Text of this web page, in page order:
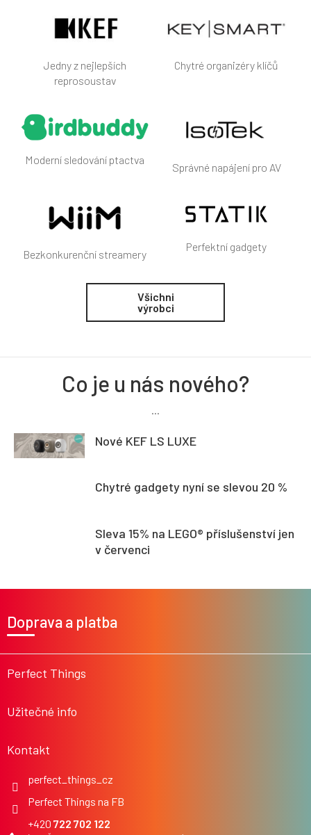
Jedny z nejlepších
reprosoustav
Chytré organizéry klíčů
Moderní sledování ptactva
Správné napájení pro AV
Bezkonkurenční streamery
Perfektní gadgety
Všichni
výrobci
Co je u nás nového?
Nové KEF LS LUXE
Chytré gadgety nyní se slevou 20 %
Sleva 15% na LEGO® příslušenství jen
v červenci
t
Perfect Things
Užitečné info
Kontakt
722 702 122
Perfect Things na FB
perfect_things_cz
Doprava a platba